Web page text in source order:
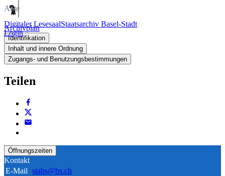
Digitaler LesesaalStaatsarchiv Basel-Stadt
Login
Akte
Archivplan
Identifikation
Inhalt und innere Ordnung
Zugangs- und Benutzungsbestimmungen
Teilen
Öffnungszeiten
Kontakt
E-Mail stabs@bs.ch